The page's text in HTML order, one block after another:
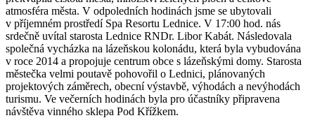
atmosféra města. V odpoledních hodinách jsme se ubytovali
v příjemném prostředí Spa Resortu Lednice. V 17:00 hod. nás
srdečně uvítal starosta Lednice RNDr. Libor Kabát. Následovala
společná vycházka na lázeňskou kolonádu, která byla vybudována
v roce 2014 a propojuje centrum obce s lázeňskými domy. Starosta
městečka velmi poutavě pohovořil o Lednici, plánovaných
projektových záměrech, obecní výstavbě, výhodách a nevýhodách
turismu. Ve večerních hodinách byla pro účastníky připravena
návštěva vinného sklepa Pod Křížkem.